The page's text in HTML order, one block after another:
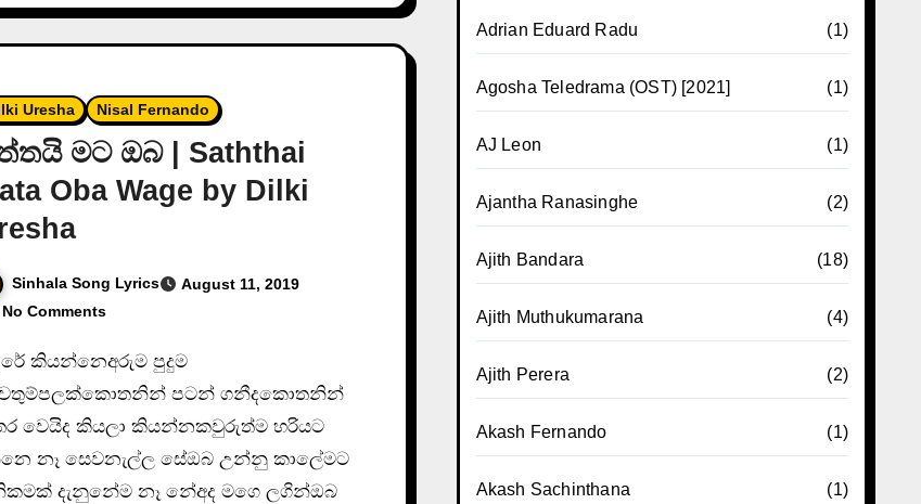
Uresha Nisal Fernando
මට ඔබ | Saththai
Oba Wage by Dilki
Sinhala Song Lyrics
August 11, 2019
No Comments
පටන් ගනීදකොතනින්
වෙයිද කියලා කියන්නකවුරුත්ම හරියට
නෑ සෙවනැල්ල සේඔබ උන්නු කාලේමට
දැනුනේම නෑ නේඅද මගෙ ලගින්ඔබ
Adrian Eduard Radu (1)
Agosha Teledrama (OST) [2021] (1)
AJ Leon (1)
Ajantha Ranasinghe (2)
Ajith Bandara (18)
Ajith Muthukumarana (4)
Ajith Perera (2)
Akash Fernando (1)
Akash Sachinthana (1)